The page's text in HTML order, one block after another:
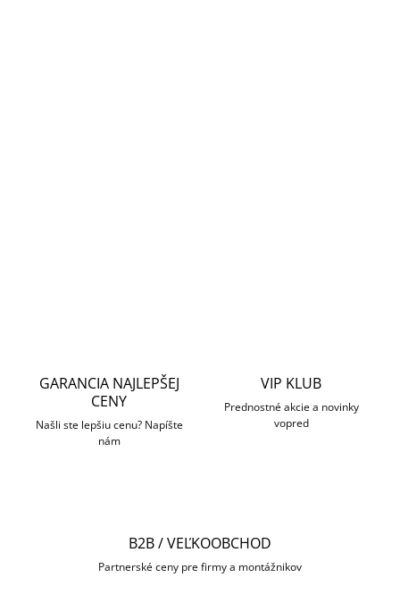
GARANCIA NAJLEPŠEJ
CENY
Našli ste lepšiu cenu? Napíšte
nám
VIP KLUB
Prednostné akcie a novinky
vopred
B2B / VEĽKOOBCHOD
Partnerské ceny pre firmy a montážnikov